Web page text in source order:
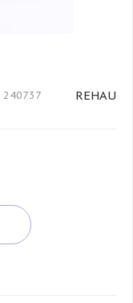
240737 REHAU